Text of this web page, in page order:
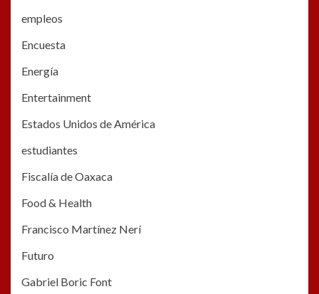
empleos
Encuesta
Energía
Entertainment
Estados Unidos de América
estudiantes
Fiscalía de Oaxaca
Food & Health
Francisco Martínez Nerí
Futuro
Gabriel Boric Font